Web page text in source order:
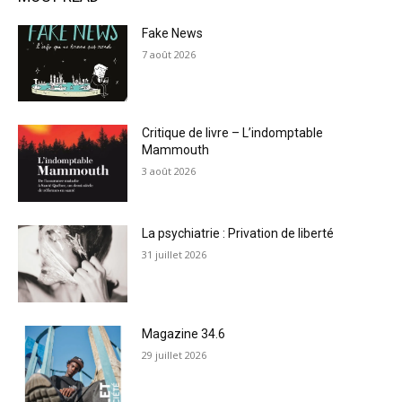
Fake News
7 août 2026
Critique de livre – L’indomptable
Mammouth
3 août 2026
La psychiatrie : Privation de liberté
31 juillet 2026
Magazine 34.6
29 juillet 2026